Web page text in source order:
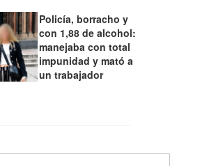
Policía, borracho y
con 1,88 de alcohol:
manejaba con total
impunidad y mató a
un trabajador